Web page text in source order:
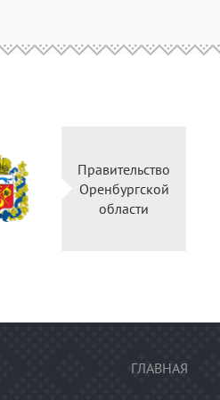
Правительство
Оренбургской
области
ГЛАВНАЯ